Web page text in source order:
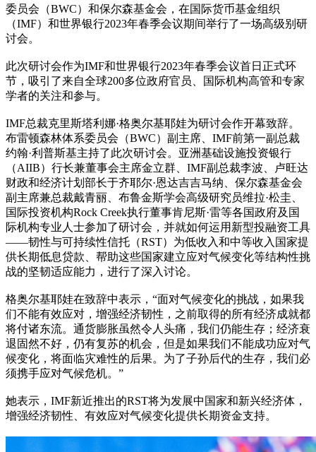
委员会（BWC）和保尔森基金会，在国际货币基金组织
（IMF）和世界银行2023年春季会议期间举行了一场高级别研
讨会。
此次研讨会作为IMF和世界银行2023年春季会议首日正式环
节，吸引了来自全球200多位政府官员、国际机构高管和专家
学者的关注和参与。
IMF总裁克里斯塔利娜·格奥尔基耶娃为研讨会作开幕致辞。
布雷顿森林体系委员会（BWC）副主席、IMF前第一副总裁
约翰·利普斯基主持了此次研讨会。亚洲基础设施投资银行
（AIIB）行长兼董事会主席金立群、IMF副总裁李波、卢旺达
财政和经济计划部长于齐耶尔·恩达吉吉马纳、保尔森基金会
副主席兼总裁戴青丽、布鲁金斯学会高级研究员维拉·松圭、
国际投资机构Rock Creek执行董事肯尼斯·雷等各国政府及国
际机构专业人士参加了研讨会，并就如何运用新型投融资工具
——韧性与可持续性信托（RST）为低收入和中等收入国家提
供长期低息贷款、帮助这些国家建立应对气候变化等结构性挑
战的坚韧适应能力，进行了深入讨论。
格奥尔基耶娃在致辞中表示，“面对气候变化的挑战，如果我
们不能有效应对，增强经济韧性，之前取得的所有经济成就都
将付诸东流。通货膨胀虽然令人头痛，我们仍能生存；经济衰
退固然不好，仍有复苏的机会，但是如果我们不能成功应对气
候变化，将面临灾难性的后果。为了子孙后代的生存，我们必
须携手应对气候危机。”
她表示，IMF新近推出的RST将为发展中国家和新兴经济体，
增强经济韧性、有效应对气候变化提供长期资金支持。